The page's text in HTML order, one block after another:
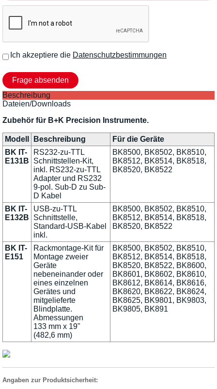
Ich akzeptiere die Datenschutzbestimmungen
Beschreibung
Dateien/Downloads
Zubehör für B+K Precision Instrumente.
Modell Beschreibung
Für die Geräte
BK IT-
E131B
RS232-zu-TTL
Schnittstellen-Kit,
inkl. RS232-zu-TTL
Adapter und RS232
9-pol. Sub-D zu Sub-
D Kabel
BK8500, BK8502, BK8510,
BK8512, BK8514, BK8518,
BK8520, BK8522
BK IT-
E132B
USB-zu-TTL
Schnittstelle,
Standard-USB-Kabel
inkl.
BK8500, BK8502, BK8510,
BK8512, BK8514, BK8518,
BK8520, BK8522
BK IT-
E151
Rackmontage-Kit für
Montage zweier
Geräte
nebeneinander oder
eines einzelnen
Gerätes und
mitgelieferte
Blindplatte.
Abmessungen
133 mm x 19"
(482,6 mm)
BK8500, BK8502, BK8510,
BK8512, BK8514, BK8518,
BK8520, BK8522, BK8600,
BK8601, BK8602, BK8610,
BK8612, BK8614, BK8616,
BK8620, BK8622, BK8624,
BK8625, BK9801, BK9803,
BK9805, BK891
Angaben zur Produktsicherheit: